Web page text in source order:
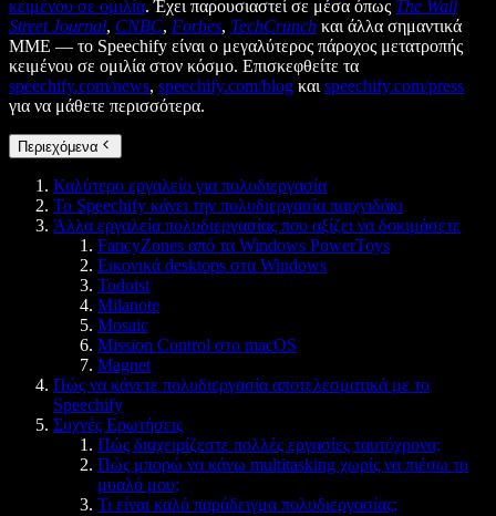
κειμένου σε ομιλία. Έχει παρουσιαστεί σε μέσα όπως The Wall
Street Journal, CNBC, Forbes, TechCrunch και άλλα σημαντικά
ΜΜΕ — το Speechify είναι ο μεγαλύτερος πάροχος μετατροπής
κειμένου σε ομιλία στον κόσμο. Επισκεφθείτε τα
speechify.com/news, speechify.com/blog και speechify.com/press
για να μάθετε περισσότερα.
Περιεχόμενα
Καλύτερο εργαλείο για πολυδιεργασία
Το Speechify κάνει την πολυδιεργασία παιχνιδάκι
Άλλα εργαλεία πολυδιεργασίας που αξίζει να δοκιμάσετε
FancyZones από τα Windows PowerToys
Εικονικά desktops στα Windows
Todoist
Milanote
Mosaic
Mission Control στο macOS
Magnet
Πώς να κάνετε πολυδιεργασία αποτελεσματικά με το
Speechify
Συχνές Ερωτήσεις
Πώς διαχειρίζεστε πολλές εργασίες ταυτόχρονα;
Πώς μπορώ να κάνω multitasking χωρίς να πιέσω το
μυαλό μου;
Τι είναι καλό παράδειγμα πολυδιεργασίας;